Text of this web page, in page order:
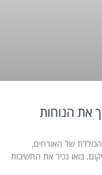
את הנוחות
הכוללת של האורחים,
בואו נכיר את החשיבות